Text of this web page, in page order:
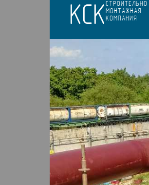
КСКСТРОИТЕЛЬНО
МОНТАЖНАЯ
КОМПАНИЯ